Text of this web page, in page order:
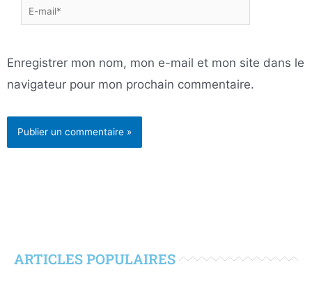
E-
mail*
Enregistrer mon nom, mon e-mail et mon site dans le
navigateur pour mon prochain commentaire.
ARTICLES POPULAIRES